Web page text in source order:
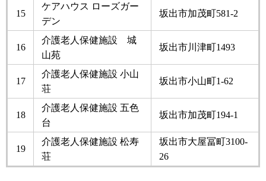
15
ケアハウス ローズガー
デン
坂出市加茂町581-2
16
介護老人保健施設 城
山苑
坂出市川津町1493
17
介護老人保健施設 小山
荘
坂出市小山町1-62
18
介護老人保健施設 五色
台
坂出市加茂町194-1
19
介護老人保健施設 松寿
荘
坂出市大屋冨町3100-
26